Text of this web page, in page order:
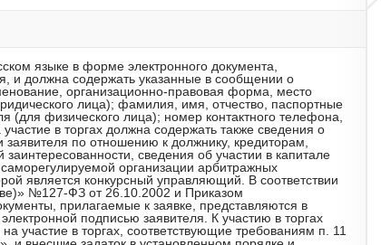
языке в форме электронного документа,
и должна содержать указанные в сообщении о
организационно-правовая форма, место
лица); фамилия, имя, отчество, паспортные
(для физического лица); номер контактного телефона,
в торгах должна содержать также сведения о
заявителя по отношению к должнику, кредиторам,
сведения об участии в капитале
организации арбитражных
является конкурсный управляющий. В соответствии
№127-ФЗ от 26.10.2002 и Приказом
прилагаемые к заявке, представляются в
подписью заявителя. К участию в торгах
участие в торгах, соответствующие требованиям п. 11